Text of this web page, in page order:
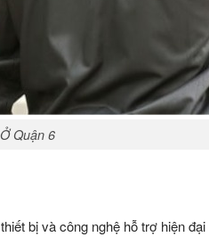
Quận 6
bị và công nghệ hỗ trợ hiện